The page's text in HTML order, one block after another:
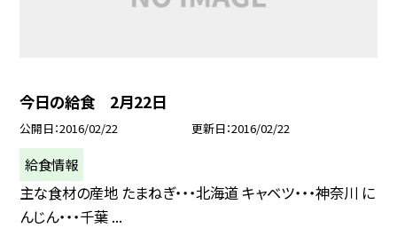
今日の給食 2月22日
公開日 2016/02/22 更新日 2016/02/22
給食情報
主な食材の産地 たまねぎ・・・北海道 キャベツ・・・神奈川 に
んじん・・・千葉 ...